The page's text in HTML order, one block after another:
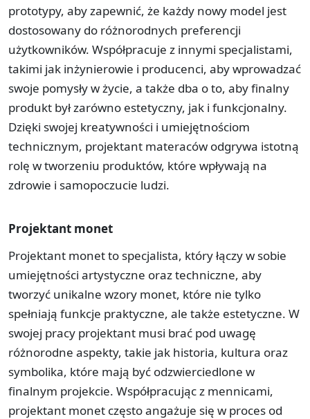
prototypy, aby zapewnić, że każdy nowy model jest
dostosowany do różnorodnych preferencji
użytkowników. Współpracuje z innymi specjalistami,
takimi jak inżynierowie i producenci, aby wprowadzać
swoje pomysły w życie, a także dba o to, aby finalny
produkt był zarówno estetyczny, jak i funkcjonalny.
Dzięki swojej kreatywności i umiejętnościom
technicznym, projektant materaców odgrywa istotną
rolę w tworzeniu produktów, które wpływają na
zdrowie i samopoczucie ludzi.
Projektant monet
Projektant monet to specjalista, który łączy w sobie
umiejętności artystyczne oraz techniczne, aby
tworzyć unikalne wzory monet, które nie tylko
spełniają funkcje praktyczne, ale także estetyczne. W
swojej pracy projektant musi brać pod uwagę
różnorodne aspekty, takie jak historia, kultura oraz
symbolika, które mają być odzwierciedlone w
finalnym projekcie. Współpracując z mennicami,
projektant monet często angażuje się w proces od